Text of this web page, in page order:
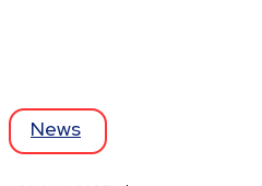
News